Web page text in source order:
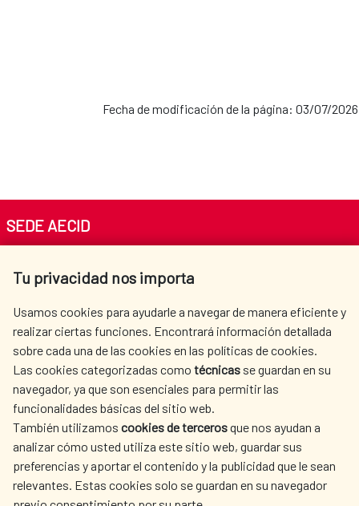
Fecha de modificación de la página: 03/07/2026
Tu privacidad nos importa
Usamos cookies para ayudarle a navegar de manera eficiente y
realizar ciertas funciones. Encontrará información detallada
sobre cada una de las cookies en las políticas de cookies.
Las cookies categorizadas como técnicas se guardan en su
navegador, ya que son esenciales para permitir las
funcionalidades básicas del sitio web.
También utilizamos cookies de tercerosque nos ayudan a
analizar cómo usted utiliza este sitio web, guardar sus
preferencias y aportar el contenido y la publicidad que le sean
relevantes. Estas cookies solo se guardan en su navegador
SEDE AECID
Tel. +34 900 20 30 54​​​​​​​
AECID
WHERE DO WE COOPERATE?
SPANISH HUMANITARIAN
ACTION
PRESS ROOM
CULTURE AND SCIENCE LIBRARY